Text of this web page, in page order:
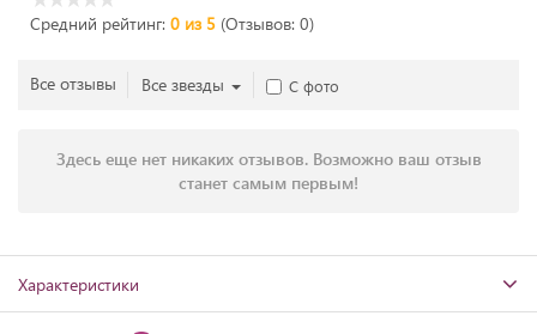
Средний рейтинг: 0 из 5 (Отзывов: 0)
Все отзывы Все звезды С фото
Здесь еще нет никаких отзывов. Возможно ваш отзыв
станет самым первым!
Характеристики